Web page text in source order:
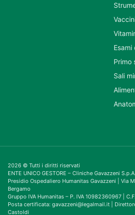
Esami
Primo
Sali
2026 © Tutti i diritti riservati
ENTE UNICO GESTORE – Cliniche Gavazzeni
Presidio Ospedaliero Humanitas Gavazzeni | Via
Bergamo
Gruppo IVA Humanitas – P. IVA 10982360967 |
Posta certificata: gavazzeni@legalmail.it |
Castoldi